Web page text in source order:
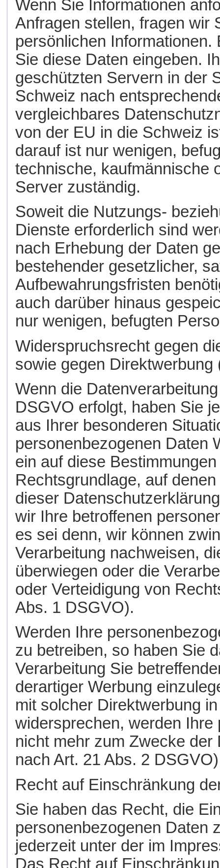
Wenn Sie Informationen
Anfragen stellen, fragen wir
persönlichen
Sie diese Daten eingeben.
geschützten Servern in der
Schweiz nach
vergleichbares
von der EU in die Schweiz
darauf ist nur wenigen,
technische, kaufmännische
Server zuständig.
Soweit die Nutzungs-
Dienste erforderlich sind
nach Erhebung der Daten
bestehender gesetzlicher,
Aufbewahrungsfristen
auch darüber hinaus
nur wenigen, befugten
Widerspruchsrecht gegen
sowie gegen
Wenn die
DSGVO erfolgt, haben Sie
aus Ihrer besonderen
personenbezogenen Daten
ein auf diese
Rechtsgrundlage, auf
dieser
wir Ihre betroffenen
es sei denn, wir können
Verarbeitung nachweisen,
überwiegen oder die
oder Verteidigung von
Abs. 1 DSGVO).
Werden Ihre
zu betreiben, so haben Sie
Verarbeitung Sie
derartiger Werbung
mit solcher Direktwerbung
widersprechen, werden
nicht mehr zum Zwecke
nach Art. 21 Abs. 2
Recht auf Einschränkung
Sie haben das Recht, die
personenbezogenen Daten
jederzeit unter der im
Das Recht auf